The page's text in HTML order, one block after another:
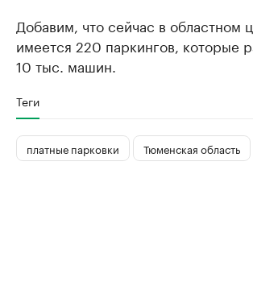
Добавим, что сейчас в областном
имеется 220 паркингов, которые
10 тыс. машин.
Теги
платные парковки Тюменская область